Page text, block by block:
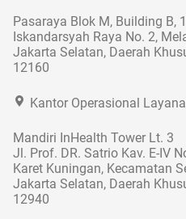
Pasaraya Blok M, Building B,
Iskandarsyah Raya No. 2,
Jakarta Selatan, Daerah
12160
Kantor Operasional
Mandiri InHealth Tower Lt. 3
Jl. Prof. DR. Satrio Kav. E-IV
Karet Kuningan, Kecamatan
Jakarta Selatan, Daerah
12940